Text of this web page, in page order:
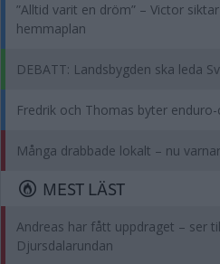
”Alltid varit en dröm” – Victor
hemmaplan
DEBATT: Landsbygden ska leda
Fredrik och Thomas byter
Många drabbade lokalt – nu
MEST LÄST
Andreas har fått uppdraget – ser
Djursdalarundan